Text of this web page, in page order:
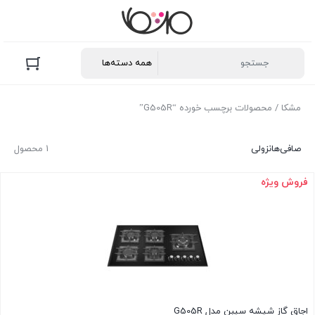
مشکا / محصولات برچسب خورده “G505R”
1 محصول صافی‌هانزولی
فروش ویژه
اجاق گاز شیشه سیبن مدل G505R